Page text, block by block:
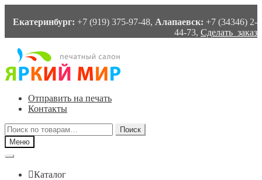
Екатеринбург: +7 (919) 375-97-48, Алапаевск: +7 (34346) 2-
44-73, Сделать заказ
Перейти
навигации
Перейти
содержимому
Отправить на печать
Контакты
Искать:
Поиск
Меню
Каталог